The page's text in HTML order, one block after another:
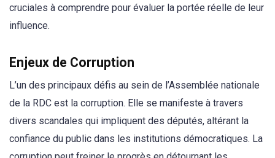
cruciales à comprendre pour évaluer la portée réelle de leur
influence.
Enjeux de Corruption
L’un des principaux défis au sein de l’Assemblée nationale
de la RDC est la corruption. Elle se manifeste à travers
divers scandales qui impliquent des députés, altérant la
confiance du public dans les institutions démocratiques. La